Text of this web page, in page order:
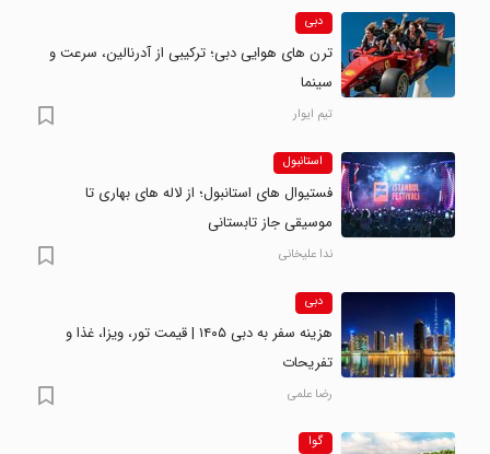
دبی
ترن های هوایی دبی؛ ترکیبی از آدرنالین، سرعت و
سینما
تیم ایوار
استانبول
فستیوال های استانبول؛ از لاله های بهاری تا
موسیقی جاز تابستانی
ندا علیخانی
دبی
هزینه سفر به دبی ۱۴۰۵ | قیمت تور، ویزا، غذا و
تفریحات
رضا علمی
گوا